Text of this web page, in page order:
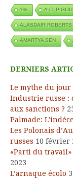
1% A.C. PIGOU
ALASDAIR ROBERTS
AMARTYA SEN
DERNIERS
Le mythe du
Industrie russe :
aux sanctions ?
Palmade:
Les Polonais
russes 10 février
«Parti du travail»
2023
L’arnaque écolo